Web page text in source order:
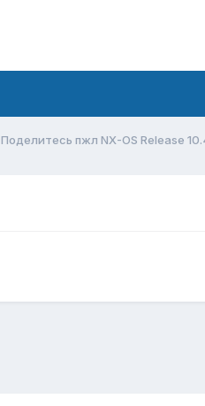
Поделитесь пжл NX-OS Release